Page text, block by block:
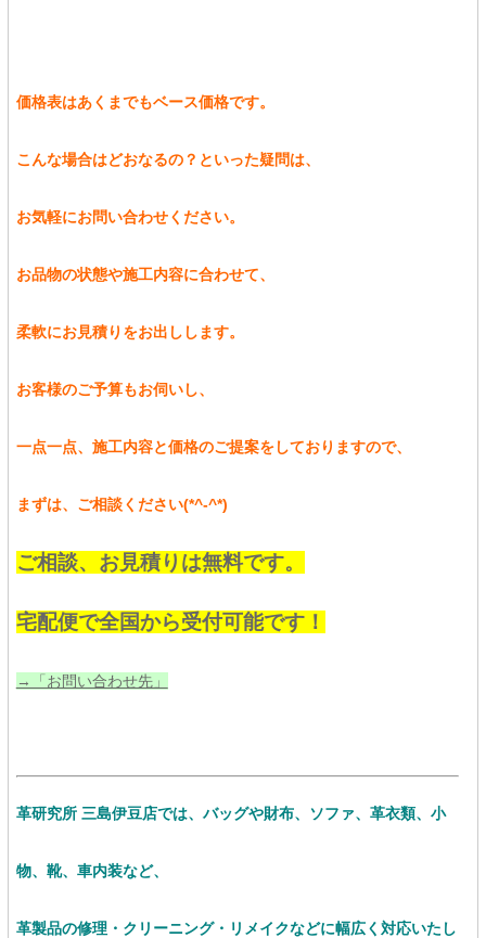
価格表はあくまでもベース価格です。
こんな場合はどおなるの？といった疑問は、
お気軽にお問い合わせください。
お品物の状態や施工内容に合わせて、
柔軟にお見積りをお出しします。
お客様のご予算もお伺いし、
一点一点、施工内容と価格のご提案をしておりますので、
まずは、ご相談ください(*^-^*)
ご相談、お見積りは無料です。
宅配便で全国から受付可能です！
→「お問い合わせ先」
革研究所 三島伊豆店では、バッグや財布、ソファ、革衣類、小
物、靴、車内装など、
革製品の修理・クリーニング・リメイクなどに幅広く対応いたし